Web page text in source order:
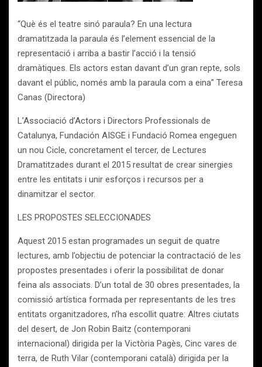
“Què és el teatre sinó paraula? En una lectura
dramatitzada la paraula és l’element essencial de la
representació i arriba a bastir l’acció i la tensió
dramàtiques. Els actors estan davant d’un gran repte, sols
davant el públic, només amb la paraula com a eina” Teresa
Canas (Directora)
L’Associació d’Actors i Directors Professionals de
Catalunya, Fundación AISGE i Fundació Romea engeguen
un nou Cicle, concretament el tercer, de Lectures
Dramatitzades durant el 2015 resultat de crear sinergies
entre les entitats i unir esforços i recursos per a
dinamitzar el sector.
LES PROPOSTES SELECCIONADES
Aquest 2015 estan programades un seguit de quatre
lectures, amb l’objectiu de potenciar la contractació de les
propostes presentades i oferir la possibilitat de donar
feina als associats. D’un total de 30 obres presentades, la
comissió artística formada per representants de les tres
entitats organitzadores, n’ha escollit quatre: Altres ciutats
del desert, de Jon Robin Baitz (contemporani
internacional) dirigida per la Victòria Pagès, Cinc vares de
terra, de Ruth Vilar (contemporani català) dirigida per la